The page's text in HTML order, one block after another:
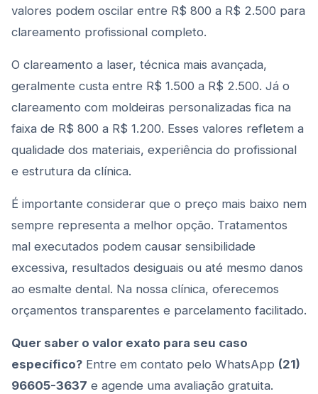
valores podem oscilar entre R$ 800 a R$ 2.500 para
clareamento profissional completo.
O clareamento a laser, técnica mais avançada,
geralmente custa entre R$ 1.500 a R$ 2.500. Já o
clareamento com moldeiras personalizadas fica na
faixa de R$ 800 a R$ 1.200. Esses valores refletem a
qualidade dos materiais, experiência do profissional
e estrutura da clínica.
É importante considerar que o preço mais baixo nem
sempre representa a melhor opção. Tratamentos
mal executados podem causar sensibilidade
excessiva, resultados desiguais ou até mesmo danos
ao esmalte dental. Na nossa clínica, oferecemos
orçamentos transparentes e parcelamento facilitado.
Quer saber o valor exato para seu caso
específico? Entre em contato pelo WhatsApp (21)
96605-3637 e agende uma avaliação gratuita.